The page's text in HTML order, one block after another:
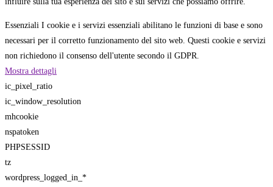
Essenziali I cookie e i servizi essenziali abilitano le funzioni di base e sono
necessari per il corretto funzionamento del sito web. Questi cookie e servizi
non richiedono il consenso dell'utente secondo il GDPR.
Mostra dettagli
ic_pixel_ratio
ic_window_resolution
mhcookie
nspatoken
PHPSESSID
tz
wordpress_logged_in_*